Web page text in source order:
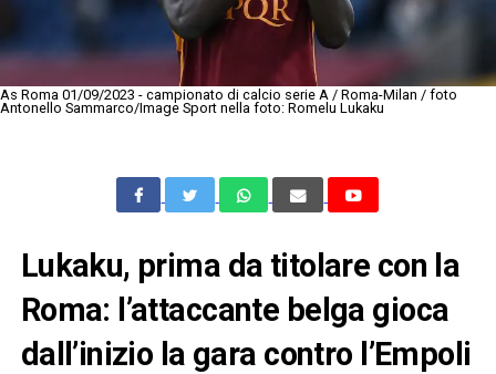
As Roma 01/09/2023 - campionato di calcio serie A / Roma-Milan / foto
Antonello Sammarco/Image Sport nella foto: Romelu Lukaku
Lukaku, prima da titolare con la
Roma: l’attaccante belga gioca
dall’inizio la gara contro l’Empoli